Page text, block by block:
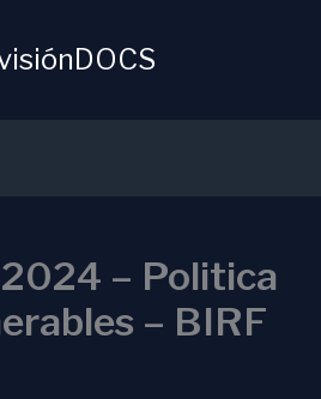
– Politica
– BIRF